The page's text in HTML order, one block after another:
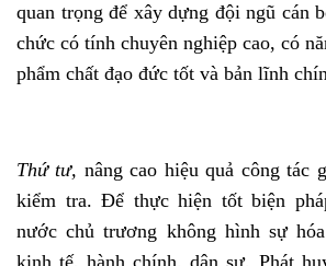
quan trọng để xây dựng đội ngũ cán
chức có tính chuyên nghiệp cao, có
phẩm chất đạo đức tốt và bản lĩnh
Thứ tư, nâng cao hiệu quả công tác
kiểm tra. Để thực hiện tốt biện
nước chủ trương không hình sự
kinh tế, hành chính, dân sự. Phát